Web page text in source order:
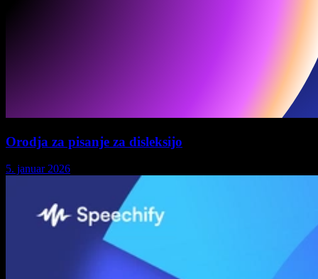
Orodja za pisanje za disleksijo
5. januar 2026